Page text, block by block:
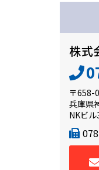
株式
〒658-
兵庫県
NKビ